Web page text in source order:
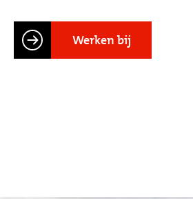
Werken bij